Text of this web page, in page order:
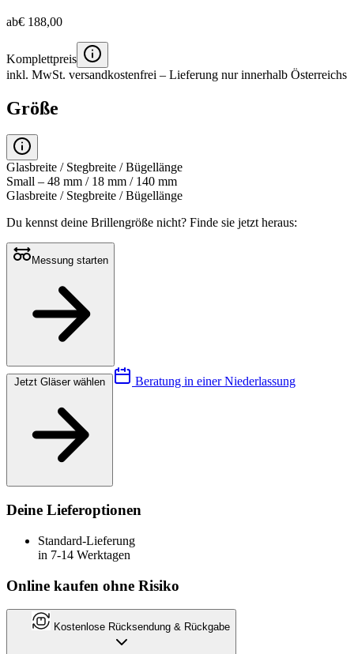
ab€ 188,00
Komplettpreis
inkl. MwSt. versandkostenfrei – Lieferung nur innerhalb Österreichs
Größe
Glasbreite / Stegbreite / Bügellänge
Small – 48 mm / 18 mm / 140 mm
Glasbreite / Stegbreite / Bügellänge
Du kennst deine Brillengröße nicht? Finde sie jetzt heraus:
Messung starten
Beratung in einer Niederlassung
Deine Lieferoptionen
Standard-Lieferung
in 7-14 Werktagen
Online kaufen ohne Risiko
Kostenlose Rücksendung & Rückgabe